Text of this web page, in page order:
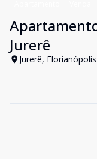
Jurerê
Jurerê,